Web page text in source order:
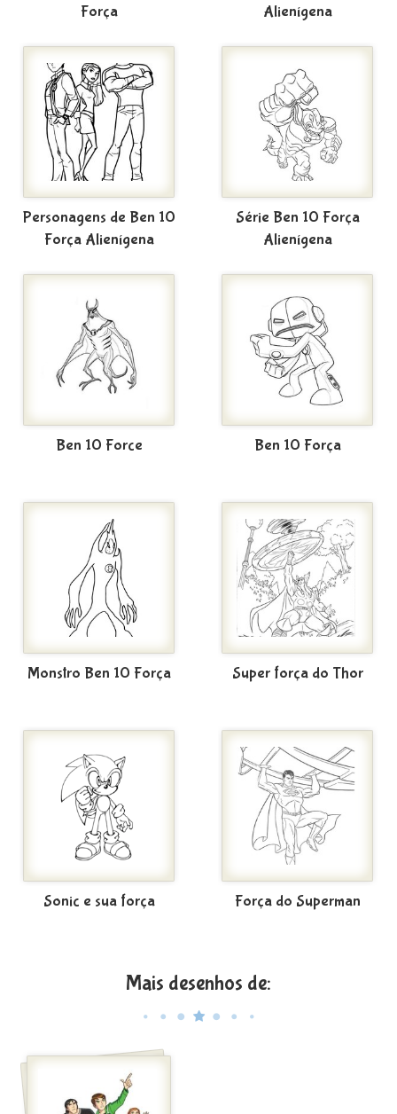
Força
Alienígena
Personagens de Ben 10
Força Alienígena
Série Ben 10 Força
Alienígena
Ben 10 Force Ben 10 Força
Monstro Ben 10 Força Super força do Thor
Sonic e sua força Força do Superman
Mais desenhos de: